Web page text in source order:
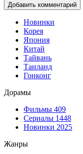
Добавить комментарий
Новинки
Корея
Япония
Китай
Тайвань
Таиланд
Гонконг
Дорамы
Фильмы 409
Сериалы 1448
Новинки 2025
Жанры